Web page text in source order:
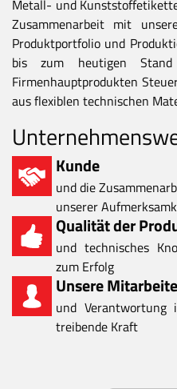
Metall- und
Zusammenarbeit mit
Produktportfolio und
bis zum heutigen
Firmenhauptprodukten
aus flexiblen technischen
Kunde
und die
unserer
Qualität der
und technisches
zum Erfolg
Unsere
und Verantwortung
treibende Kraft